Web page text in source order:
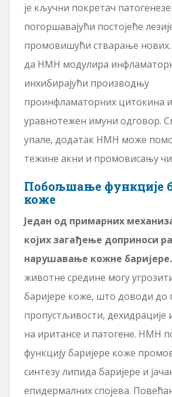
је кључни покретач
погоршавајући постојеће
промовишући стварање нових.
да НМН модулира
инхибирајући производњу
проинфламаторних цитокина
уравнотежен имуни одговор.
упале, додатак НМН може
тежине акни и промовисању
Побољшање функције
коже
Један од примарних
којих загађење доприноси
нарушавање кожне баријере.
животне средине могу
баријере коже, што доводи до
пропустљивости, дехидрације
на иритансе и патогене. НМН
функцију баријере коже
синтезу липида баријере и
епидермалних спојева.